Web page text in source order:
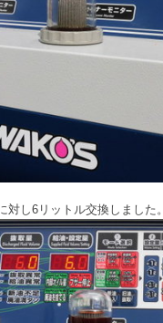
対し6リットル交換しました。